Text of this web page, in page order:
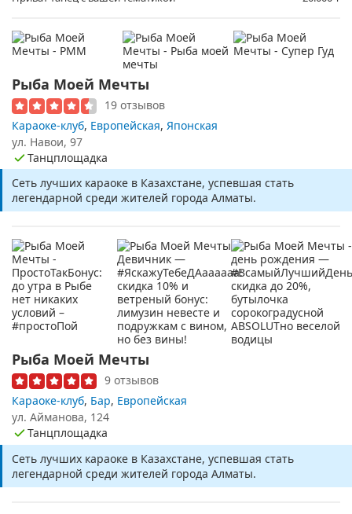
Рыба Моей Мечты
19 отзывов
Караоке-клуб, Европейская, Японская
ул. Навои, 97
Танцплощадка
Сеть лучших караоке в Казахстане, успевшая стать
легендарной среди жителей города Алматы.
Рыба Моей Мечты
9 отзывов
Караоке-клуб, Бар, Европейская
ул. Айманова, 124
Танцплощадка
Сеть лучших караоке в Казахстане, успевшая стать
легендарной среди жителей города Алматы.